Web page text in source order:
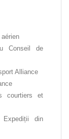
Conseil de
Alliance
courtiers et
din